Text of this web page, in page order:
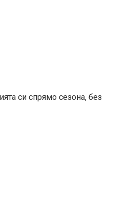
си спрямо сезона, без